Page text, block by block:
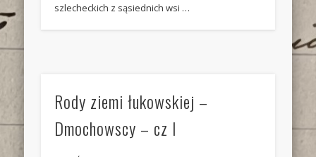
szlecheckich z sąsiednich wsi …
Rody ziemi łukowskiej –
Dmochowscy – cz I